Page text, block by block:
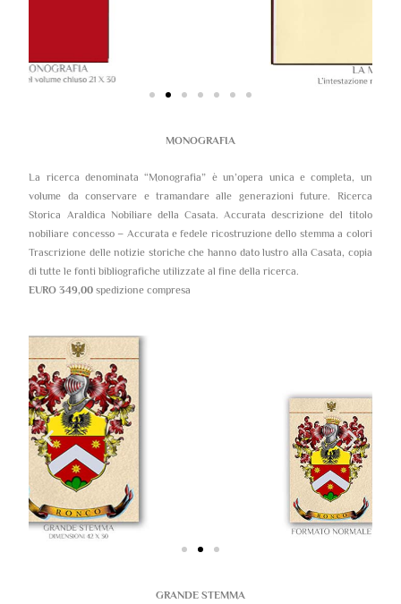
MONOGRAFIA
La ricerca denominata “Monografia” è un’opera unica e completa, un
volume da conservare e tramandare alle generazioni future. Ricerca
Storica Araldica Nobiliare della Casata. Accurata descrizione del titolo
nobiliare concesso – Accurata e fedele ricostruzione dello stemma a colori
Trascrizione delle notizie storiche che hanno dato lustro alla Casata, copia
di tutte le fonti bibliografiche utilizzate al fine della ricerca.
EURO 349,00 spedizione compresa
GRANDE STEMMA